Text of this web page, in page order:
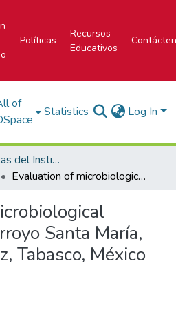
Políticas
Recursos
Educativos
of
Statistics Log In
Portal de Revistas del Instituto Tecnológico de Costa Rica
Evaluation of microbiological parameters in arroyo Santa María, Jalpa de Méndez, Tabasco, México
Santa María,
Tabasco, México